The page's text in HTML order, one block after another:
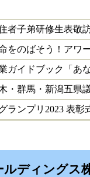
者子弟研修生表敬
をのばそう！アワ
ガイドブック「あ
・群馬・新潟五県
ランプリ2023 表彰
ルディングス